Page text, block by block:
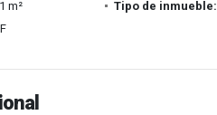
m² Tipo de inmueble: